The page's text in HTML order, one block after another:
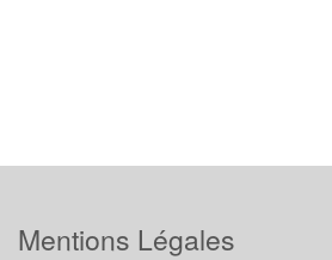
Mentions Légales